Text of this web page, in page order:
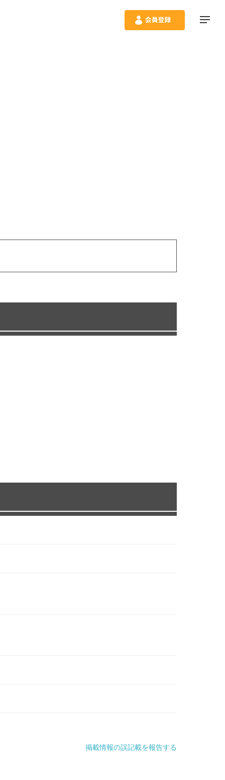
掲載情報の誤記載を報告する